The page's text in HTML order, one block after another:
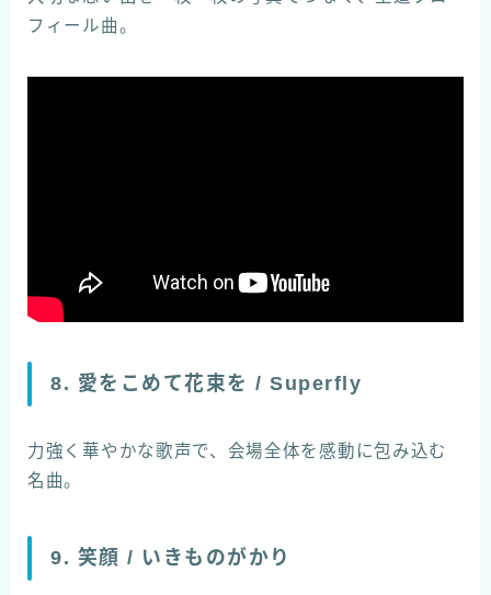
フィール曲。
8. 愛をこめて花束を / Superfly
力強く華やかな歌声で、会場全体を感動に包み込む
名曲。
9. 笑顔 / いきものがかり